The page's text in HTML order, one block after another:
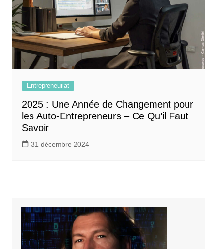
Entrepreneuriat
2025 : Une Année de Changement pour
les Auto-Entrepreneurs – Ce Qu’il Faut
Savoir
31 décembre 2024